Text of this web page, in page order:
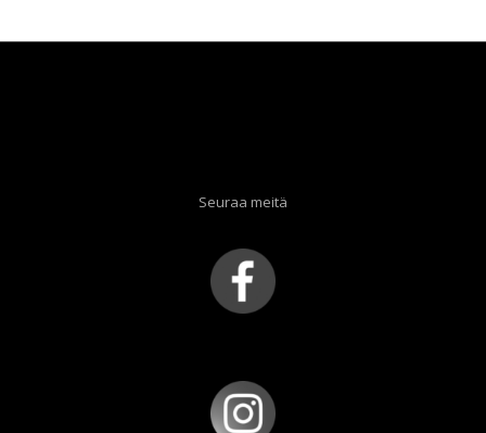
Seuraa meitä